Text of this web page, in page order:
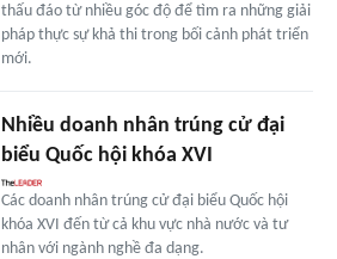
thấu đáo từ nhiều góc độ để tìm ra những giải
pháp thực sự khả thi trong bối cảnh phát triển
mới.
Nhiều doanh nhân trúng cử đại
biểu Quốc hội khóa XVI
Các doanh nhân trúng cử đại biểu Quốc hội
khóa XVI đến từ cả khu vực nhà nước và tư
nhân với ngành nghề đa dạng.